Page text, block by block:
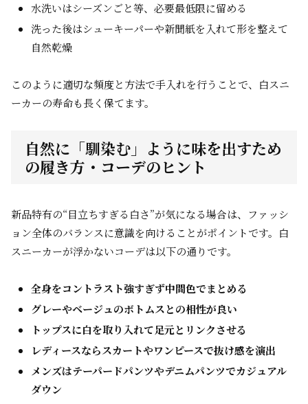
水洗いはシーズンごと等、必要最低限に留める
洗った後はシューキーパーや新聞紙を入れて形を整えて
自然乾燥
このように適切な頻度と方法で手入れを行うことで、白スニ
ーカーの寿命も長く保てます。
自然に「馴染む」ように味を出すため
の履き方・コーデのヒント
新品特有の“目立ちすぎる白さ”が気になる場合は、ファッシ
ョン全体のバランスに意識を向けることがポイントです。白
スニーカーが浮かないコーデは以下の通りです。
全身をコントラスト強すぎず中間色でまとめる
グレーやベージュのボトムスとの相性が良い
トップスに白を取り入れて足元とリンクさせる
レディースならスカートやワンピースで抜け感を演出
メンズはテーパードパンツやデニムパンツでカジュアル
ダウン